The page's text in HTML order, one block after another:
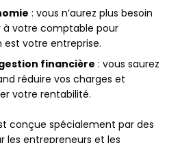
: vous n’aurez plus besoin
votre comptable pour
votre entreprise.
financière : vous saurez
réduire vos charges et
votre rentabilité.
conçue spécialement par des
les entrepreneurs et les